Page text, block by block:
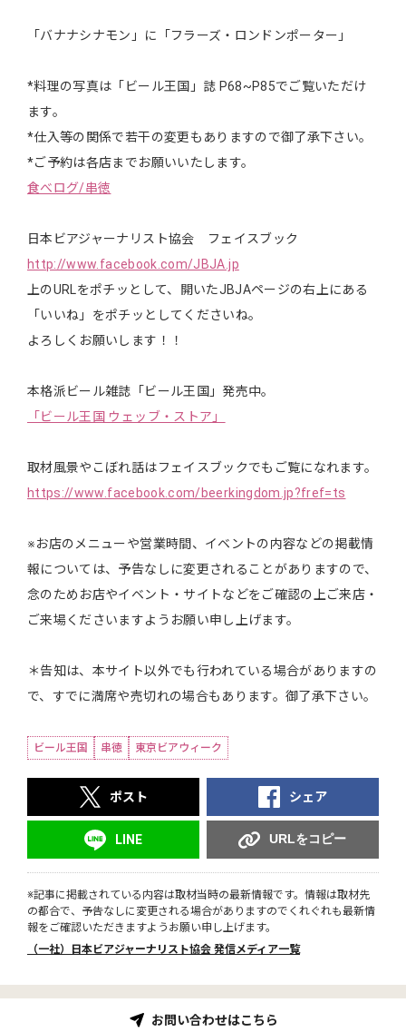
「バナナシナモン」に「フラーズ・ロンドンポーター」
*料理の写真は「ビール王国」誌 P68~P85でご覧いただけ
ます。
*仕入等の関係で若干の変更もありますので御了承下さい。
*ご予約は各店までお願いいたします。
食べログ/串徳
日本ビアジャーナリスト協会 フェイスブック
http://www.facebook.com/JBJA.jp
上のURLをポチッとして、開いたJBJAページの右上にある
「いいね」をポチッとしてくださいね。
よろしくお願いします！！
本格派ビール雑誌「ビール王国」発売中。
「ビール王国 ウェッブ・ストア」
取材風景やこぼれ話はフェイスブックでもご覧になれます。
https://www.facebook.com/beerkingdom.jp?fref=ts
※お店のメニューや営業時間、イベントの内容などの掲載情
報については、予告なしに変更されることがありますので、
念のためお店やイベント・サイトなどをご確認の上ご来店・
ご来場くださいますようお願い申し上げます。
＊告知は、本サイト以外でも行われている場合がありますの
で、すでに満席や売切れの場合もあります。御了承下さい。
ビール王国 串徳 東京ビアウィーク
ポスト シェア
LINE URLをコピー
※記事に掲載されている内容は取材当時の最新情報です。情報は取材先
の都合で、予告なしに変更される場合がありますのでくれぐれも最新情
報をご確認いただきますようお願い申し上げます。
（一社）日本ビアジャーナリスト協会 発信メディア一覧
お問い合わせはこちら